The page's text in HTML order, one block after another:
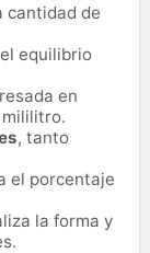
cantidad de
equilibrio
en
, tanto
el porcentaje
la forma y